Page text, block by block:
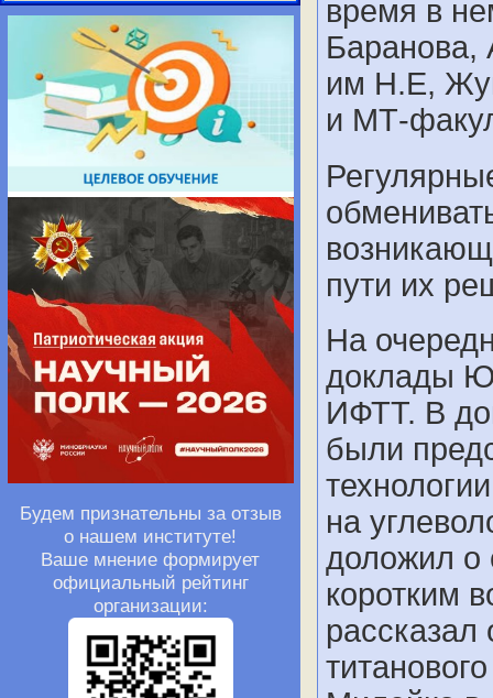
Будем признательны за отзыв
о нашем институте!
Ваше мнение формирует
официальный рейтинг
организации:
время в
Баранова,
им Н.Е,
и МТ-
пути их
На
доклады
ИФТТ. В
были
на
доложил о
коротким